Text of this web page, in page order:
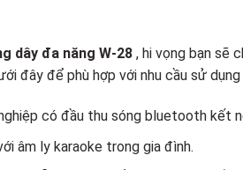
dây đa năng W-28 , hi vọng bạn sẽ
đây để phù hợp với nhu cầu sử dụng
có đầu thu sóng bluetooth kết
âm ly karaoke trong gia đình.